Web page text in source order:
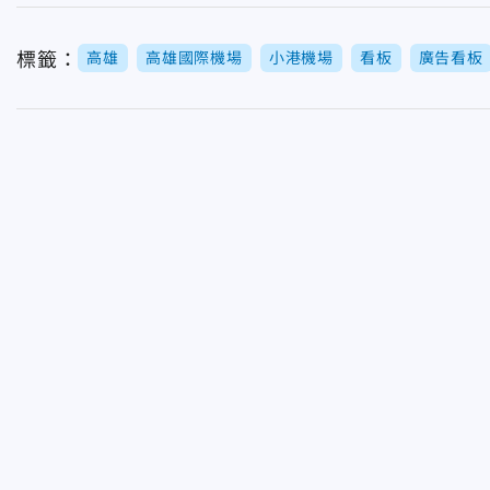
標籤： 高雄 高雄國際機場 小港機場 看板 廣告看板